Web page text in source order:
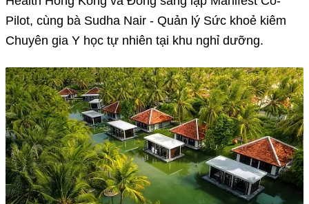
Pilot, cùng bà Sudha Nair - Quản lý Sức khoẻ kiêm
Chuyên gia Y học tự nhiên tại khu nghỉ dưỡng.